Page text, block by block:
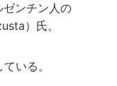
ゼンチン人の
）氏。
いる。